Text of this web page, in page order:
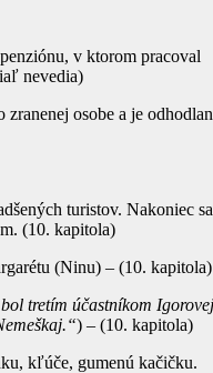
v ktorom pracoval
nevedia)
osobe a je
turistov. Nakoniec sa
(10. kapitola)
(Ninu) – (10. kapitola)
tretím účastníkom Igorovej
) – (10. kapitola)
kľúče, gumenú kačičku.